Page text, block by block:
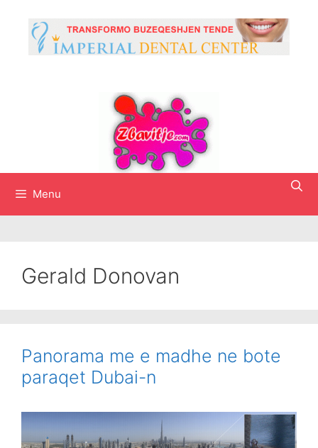
content
Menu
Gerald Donovan
Panorama me e madhe ne bote
paraqet Dubai-n